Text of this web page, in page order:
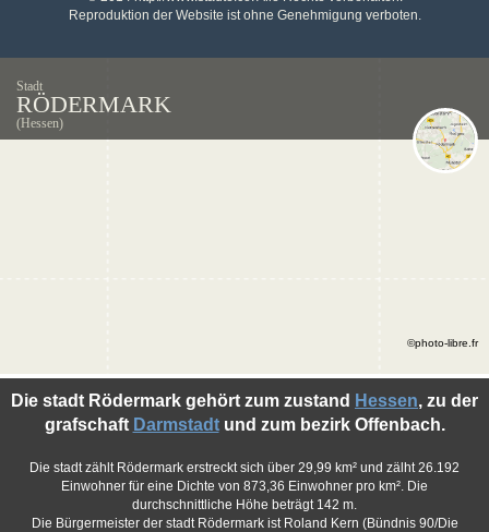
Reproduktion der Website ist ohne Genehmigung verboten.
Stadt
RÖDERMARK
(Hessen)
Die stadt Rödermark gehört zum zustand Hessen, zu der
grafschaft Darmstadtund zum bezirk Offenbach.
Die stadt zählt Rödermark erstreckt sich über 29,99 km² und zälht 26.192
Einwohner für eine Dichte von 873,36 Einwohner pro km². Die
durchschnittliche Höhe beträgt 142 m.
Die Bürgermeister der stadt Rödermark ist Roland Kern (Bündnis 90/Die
©photo-libre.fr